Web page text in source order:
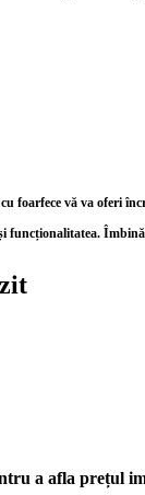
foarfece vă va oferi
funcționalitatea.
a afla prețul